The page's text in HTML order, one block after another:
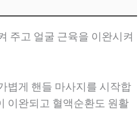
주고 얼굴 근육을 이완시켜
볍게 핸들 마사지를 시작합
이완되고 혈액순환도 원활